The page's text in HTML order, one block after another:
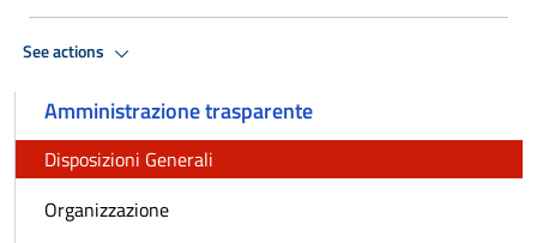
See actions
Amministrazione trasparente
Disposizioni Generali
Organizzazione